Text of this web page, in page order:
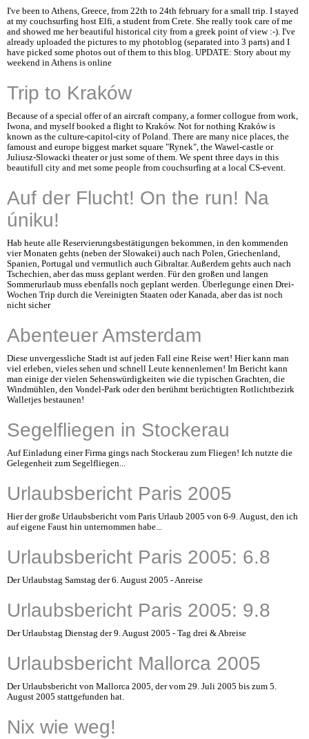
I've been to Athens, Greece, from 22th to 24th february for a small trip. I stayed
at my couchsurfing host Elfi, a student from Crete. She really took care of me
and showed me her beautiful historical city from a greek point of view :-). I've
already uploaded the pictures to my photoblog (separated into 3 parts) and I
have picked some photos out of them to this blog. UPDATE: Story about my
weekend in Athens is online
Trip to Kraków
Because of a special offer of an aircraft company, a former collogue from work,
Iwona, and myself booked a flight to Kraków. Not for nothing Kraków is
known as the culture-capitol-city of Poland. There are many nice places, the
famoust and europe biggest market square "Rynek", the Wawel-castle or
Juliusz-Slowacki theater or just some of them. We spent three days in this
beautifull city and met some people from couchsurfing at a local CS-event.
Auf der Flucht! On the run! Na
úniku!
Hab heute alle Reservierungsbestätigungen bekommen, in den kommenden
vier Monaten gehts (neben der Slowakei) auch nach Polen, Griechenland,
Spanien, Portugal und vermutlich auch Gibraltar. Außerdem gehts auch nach
Tschechien, aber das muss geplant werden. Für den großen und langen
Sommerurlaub muss ebenfalls noch geplant werden. Überlegunge einen Drei-
Wochen Trip durch die Vereinigten Staaten oder Kanada, aber das ist noch
nicht sicher
Abenteuer Amsterdam
Diese unvergessliche Stadt ist auf jeden Fall eine Reise wert! Hier kann man
viel erleben, vieles sehen und schnell Leute kennenlernen! Im Bericht kann
man einige der vielen Sehenswürdigkeiten wie die typischen Grachten, die
Windmühlen, den Vondel-Park oder den berühmt berüchtigten Rotlichtbezirk
Walletjes bestaunen!
Segelfliegen in Stockerau
Auf Einladung einer Firma gings nach Stockerau zum Fliegen! Ich nutzte die
Gelegenheit zum Segelfliegen...
Urlaubsbericht Paris 2005
Hier der große Urlaubsbericht vom Paris Urlaub 2005 von 6-9. August, den ich
auf eigene Faust hin unternommen habe...
Urlaubsbericht Paris 2005: 6.8
Der Urlaubstag Samstag der 6. August 2005 - Anreise
Urlaubsbericht Paris 2005: 9.8
Der Urlaubstag Dienstag der 9. August 2005 - Tag drei & Abreise
Urlaubsbericht Mallorca 2005
Der Urlaubsbericht von Mallorca 2005, der vom 29. Juli 2005 bis zum 5.
August 2005 stattgefunden hat.
Nix wie weg!